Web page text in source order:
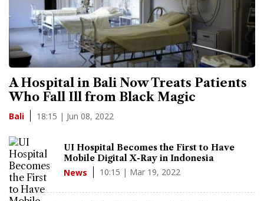
A Hospital in Bali Now Treats Patients
Who Fall Ill from Black Magic
Bali 18:15 | Jun 08, 2022
UI Hospital Becomes the First to Have
Mobile Digital X-Ray in Indonesia
News 10:15 | Mar 19, 2022